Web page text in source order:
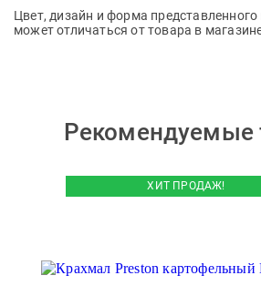
Цвет, дизайн и форма представленного
может отличаться от товара в
Рекомендуемые
ХИТ ПРОДАЖ!